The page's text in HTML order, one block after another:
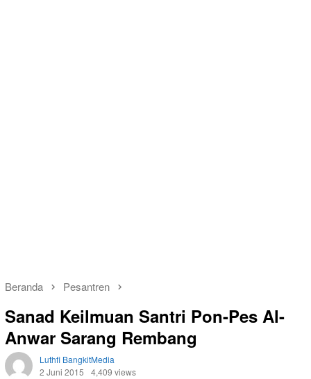
Beranda Pesantren
Sanad Keilmuan Santri Pon-Pes Al-
Anwar Sarang Rembang
Luthfi BangkitMedia
2 Juni 2015
4,409 views